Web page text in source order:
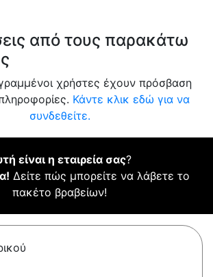
από τους παρακάτω
χρήστες έχουν πρόσβαση
Κάντε κλικ εδώ για να
συνδεθείτε.
είναι η εταιρεία σας?
Δείτε πώς μπορείτε να λάβετε το
πακέτο βραβείων!